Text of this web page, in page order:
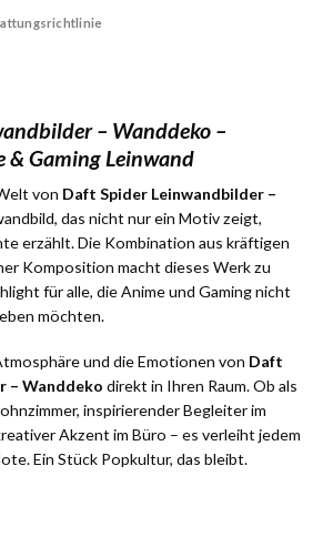
– Wanddeko –
& Gaming Leinwand
von Daft Spider Leinwandbilder –
das nicht nur ein Motiv zeigt,
erzählt. Die Kombination aus kräftigen
Komposition macht dieses Werk zu
für alle, die Anime und Gaming nicht
möchten.
und die Emotionen von Daft
– Wanddeko direkt in Ihren Raum. Ob als
inspirierender Begleiter im
Akzent im Büro – es verleiht jedem
Ein Stück Popkultur, das bleibt.